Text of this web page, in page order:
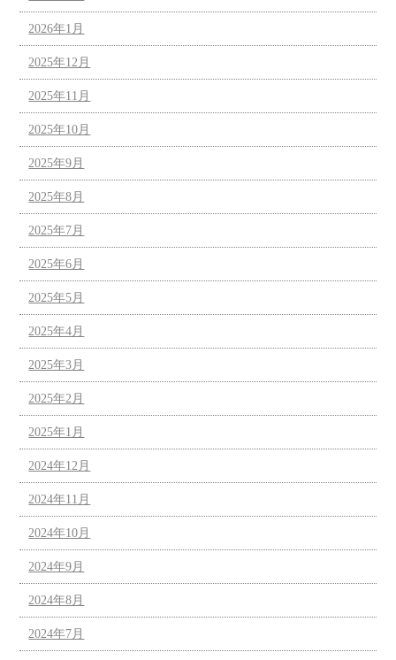
2026年1月
2025年12月
2025年11月
2025年10月
2025年9月
2025年8月
2025年7月
2025年6月
2025年5月
2025年4月
2025年3月
2025年2月
2025年1月
2024年12月
2024年11月
2024年10月
2024年9月
2024年8月
2024年7月